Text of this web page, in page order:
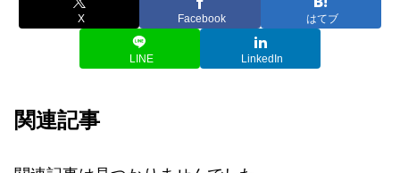
X Facebook はてブ
LINE LinkedIn
関連記事